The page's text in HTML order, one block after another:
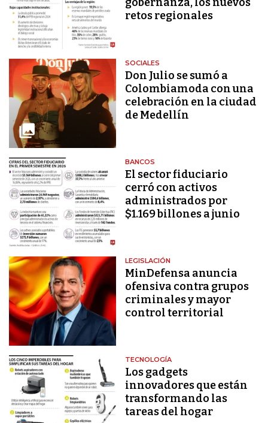
retos regionales
SOCIALES
Don Julio se sumó a
Colombiamoda con una
celebración en la ciudad
de Medellín
BANCOS
El sector fiduciario
cerró con activos
administrados por
$1.169 billones a junio
LEGISLACIÓN
MinDefensa anuncia
ofensiva contra grupos
criminales y mayor
control territorial
TECNOLOGÍA
Los gadgets
innovadores que están
transformando las
tareas del hogar